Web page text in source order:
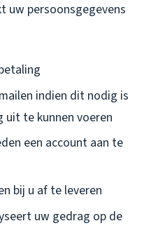
uw persoonsgegevens
indien dit nodig is
uit te kunnen voeren
een account aan te
bij u af te leveren
uw gedrag op de